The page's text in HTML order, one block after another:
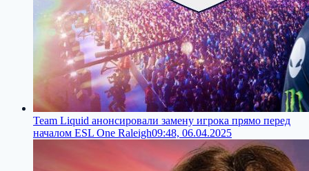
Team Liquid анонсировали замену игрока прямо перед
началом ESL One Raleigh09:48, 06.04.2025